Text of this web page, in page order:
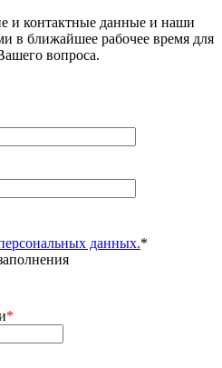
и контактные данные и наши
в ближайшее рабочее время для
вопроса.
данных.*
*